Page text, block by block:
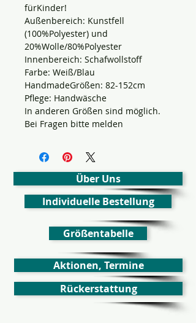
fürKinder!
Außenbereich: Kunstfell
(100%Polyester) und
20%Wolle/80%Polyester
Innenbereich: Schafwollstoff
Farbe: Weiß/Blau
HandmadeGrößen: 82-152cm
Pflege: Handwäsche
In anderen Größen sind möglich.
Bei Fragen bitte melden
Über Uns
Individuelle Bestellung
Größentabelle
Aktionen, Termine
Rückerstattung